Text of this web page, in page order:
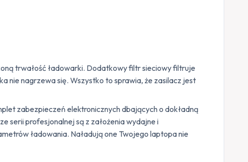
trwałość ładowarki. Dodatkowy filtr sieciowy filtruje
nie nagrzewa się. Wszystko to sprawia, że zasilacz jest
zabezpieczeń elektronicznych dbających o dokładną
serii profesjonalnej są z założenia wydajne i
ładowania. Naładują one Twojego laptopa nie